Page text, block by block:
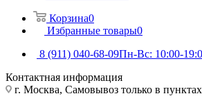
Корзина0
Избранные товары0
8 (911) 040-68-09Пн-Вс: 10:00-
Контактная информация
г. Москва, Самовывоз только в